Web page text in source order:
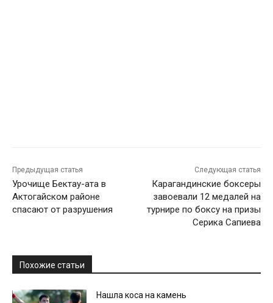
Предыдущая статья
Урочище Бектау-ата в
Актогайском районе
спасают от разрушения
Следующая статья
Карагандинские боксеры
завоевали 12 медалей на
турнире по боксу на призы
Серика Сапиева
Похожие статьи
Нашла коса на камень